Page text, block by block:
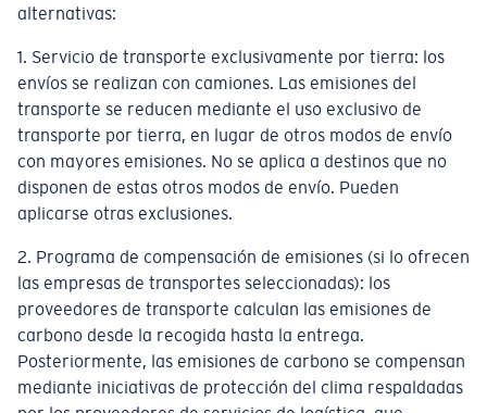
alternativas:
1. Servicio de transporte exclusivamente por tierra: los
envíos se realizan con camiones. Las emisiones del
transporte se reducen mediante el uso exclusivo de
transporte por tierra, en lugar de otros modos de envío
con mayores emisiones. No se aplica a destinos que no
disponen de estas otros modos de envío. Pueden
aplicarse otras exclusiones.
2. Programa de compensación de emisiones (si lo ofrecen
las empresas de transportes seleccionadas): los
proveedores de transporte calculan las emisiones de
carbono desde la recogida hasta la entrega.
Posteriormente, las emisiones de carbono se compensan
mediante iniciativas de protección del clima respaldadas